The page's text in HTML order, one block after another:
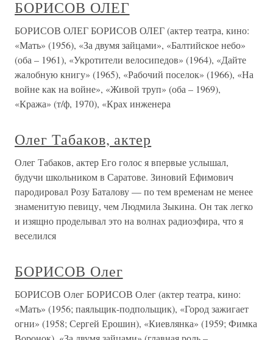
БОРИСОВ ОЛЕГ
БОРИСОВ ОЛЕГ БОРИСОВ ОЛЕГ (актер театра, кино:
«Мать» (1956), «За двумя зайцами», «Балтийское небо»
(оба – 1961), «Укротители велосипедов» (1964), «Дайте
жалобную книгу» (1965), «Рабочий поселок» (1966), «На
войне как на войне», «Живой труп» (оба – 1969),
«Кража» (т/ф, 1970), «Крах инженера
Олег Табаков, актер
Олег Табаков, актер Его голос я впервые услышал,
будучи школьником в Саратове. Зиновий Ефимович
пародировал Розу Баталову — по тем временам не менее
знаменитую певицу, чем Людмила Зыкина. Он так легко
и изящно проделывал это на волнах радиоэфира, что я
веселился
БОРИСОВ Олег
БОРИСОВ Олег БОРИСОВ Олег (актер театра, кино:
«Мать» (1956; паяльщик-подпольщик), «Город зажигает
огни» (1958; Сергей Ерошин), «Киевлянка» (1959; Фимка